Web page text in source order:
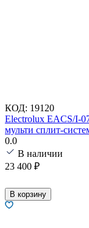
КОД: 19120
Electrolux EACS/I-
мульти сплит-
0.0
В наличии
23 400 ₽
В корзину